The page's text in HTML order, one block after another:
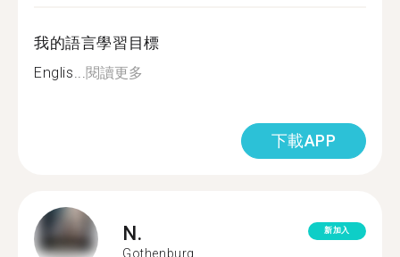
我的語言學習目標
Englis...閱讀更多
下載APP
N.
Gothenburg
新加入